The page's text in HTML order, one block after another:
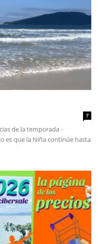
7
de la temporada -
es que la Niña continúe hasta